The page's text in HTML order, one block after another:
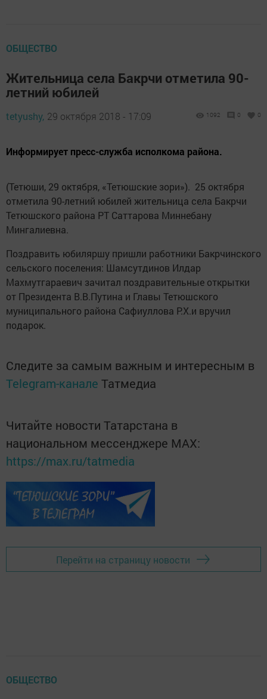
ОБЩЕСТВО
Жительница села Бакрчи отметила 90-
летний юбилей
tetyushy, 29 октября 2018 - 17:09 1092 0 0
Информирует пресс-служба исполкома района.
(Тетюши, 29 октября, «Тетюшские зори»). 25 октября
отметила 90-летний юбилей жительница села Бакрчи
Тетюшского района РТ Саттарова Миннебану
Мингалиевна.
Поздравить юбиляршу пришли работники Бакрчинского
сельского поселения: Шамсутдинов Илдар
Махмутгараевич зачитал поздравительные открытки
от Президента В.В.Путина и Главы Тетюшского
муниципального района Сафиуллова Р.Х.и вручил
подарок.
Следите за самым важным и интересным в
Telegram-канале Татмедиа
Читайте новости Татарстана в
национальном мессенджере MАХ:
https://max.ru/tatmedia
Перейти на страницу новости
ОБЩЕСТВО